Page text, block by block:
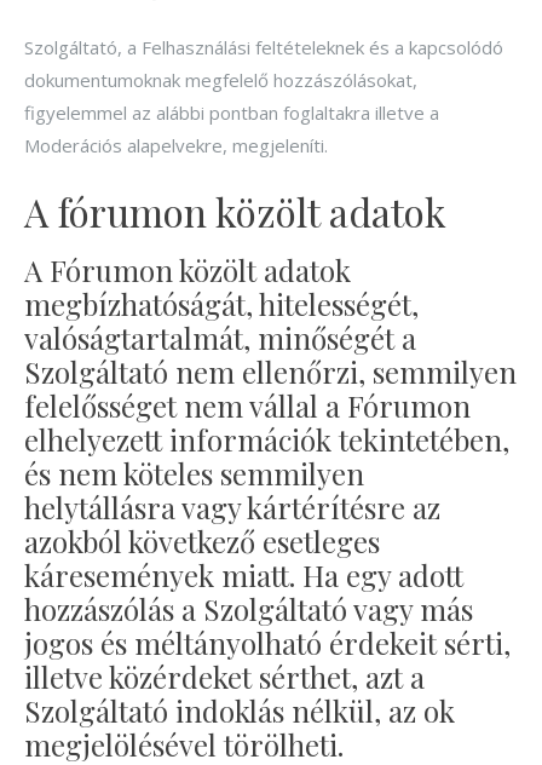
Szolgáltató, a Felhasználási feltételeknek és a kapcsolódó
dokumentumoknak megfelelő hozzászólásokat,
figyelemmel az alábbi pontban foglaltakra illetve a
Moderációs alapelvekre, megjeleníti.
A fórumon közölt adatok
A Fórumon közölt adatok
megbízhatóságát, hitelességét,
valóságtartalmát, minőségét a
Szolgáltató nem ellenőrzi, semmilyen
felelősséget nem vállal a Fórumon
elhelyezett információk tekintetében,
és nem köteles semmilyen
helytállásra vagy kártérítésre az
azokból következő esetleges
káresemények miatt. Ha egy adott
hozzászólás a Szolgáltató vagy más
jogos és méltányolható érdekeit sérti,
illetve közérdeket sérthet, azt a
Szolgáltató indoklás nélkül, az ok
megjelölésével törölheti.